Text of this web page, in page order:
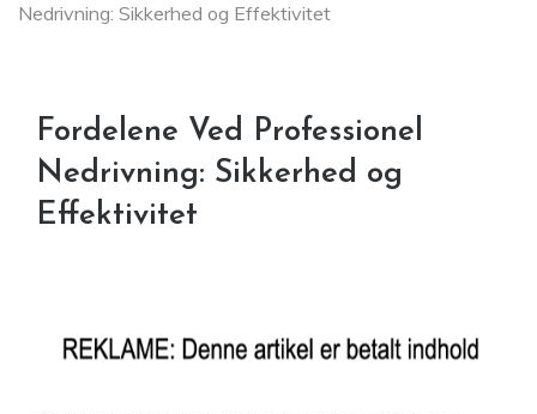
Nedrivning: Sikkerhed og Effektivitet
Fordelene Ved Professionel
Nedrivning: Sikkerhed og
Effektivitet